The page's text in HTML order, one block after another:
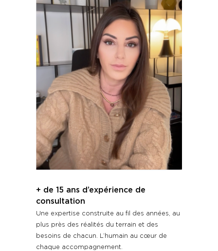
+ de 15 ans d’expérience de
consultation
Une expertise construite au fil des années, au
plus près des réalités du terrain et des
besoins de chacun. L’humain au cœur de
chaque accompagnement.